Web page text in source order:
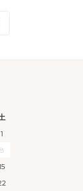
1
8